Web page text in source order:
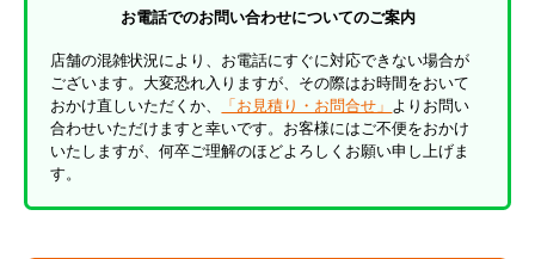
お電話でのお問い合わせについてのご案内
店舗の混雑状況により、お電話にすぐに対応できない場合が
ございます。大変恐れ入りますが、その際はお時間をおいて
おかけ直しいただくか、
「お見積り・お問合せ」 よりお問い
合わせいただけますと幸いです。お客様にはご不便をおかけ
いたしますが、何卒ご理解のほどよろしくお願い申し上げま
す。